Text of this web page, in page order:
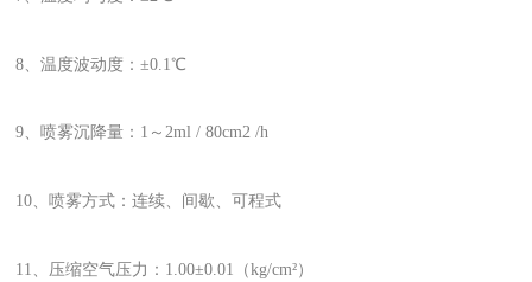
8、温度波动度：±0.1℃
9、喷雾沉降量：1～2ml / 80cm2 /h
10、喷雾方式：连续、间歇、可程式
11、压缩空气压力：1.00±0.01（kg/cm²）